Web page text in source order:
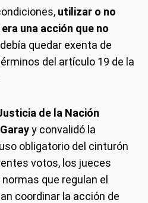
utilizar o no
una acción que no
quedar exenta de
del artículo 19 de la
de la Nación
y convalidó la
obligatorio del cinturón
votos, los jueces
que regulan el
coordinar la acción de